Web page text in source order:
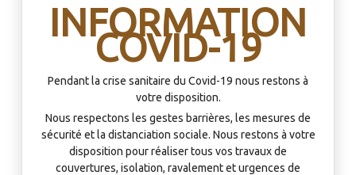
INFORMATION
COVID-19
Pendant la crise sanitaire du Covid-19 nous restons à
votre disposition.
Nous respectons les gestes barrières, les mesures de
sécurité et la distanciation sociale. Nous restons à votre
disposition pour réaliser tous vos travaux de
couvertures, isolation, ravalement et urgences de